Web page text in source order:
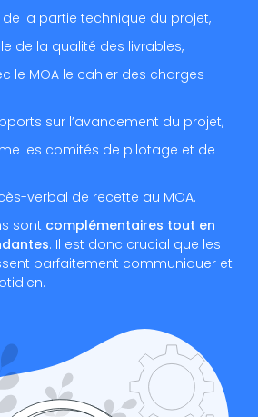
de la partie technique du projet,
de la qualité des livrables,
le MOA le cahier des charges
sur l’avancement du projet,
les comités de pilotage et de
verbal de recette au MOA.
sont complémentaires tout en
. Il est donc crucial que les
parfaitement communiquer et